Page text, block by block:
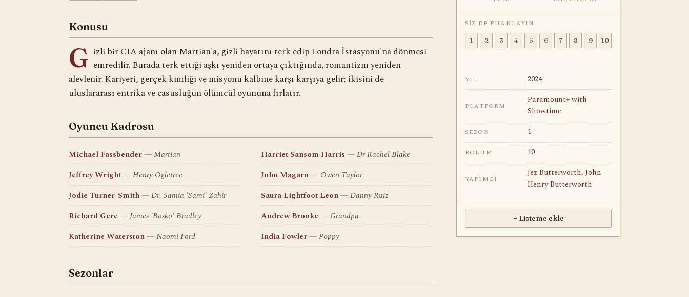
Konusu
G izli bir CIA ajanı olan Martian'a, gizli hayatını terk edip Londra İstasyonu'na dönmesi
emredilir. Burada terk ettiği aşkı yeniden ortaya çıktığında, romantizm yeniden
alevlenir. Kariyeri, gerçek kimliği ve misyonu kalbine karşı karşıya gelir; ikisini de
uluslararası entrika ve casusluğun ölümcül oyununa fırlatır.
Oyuncu Kadrosu
Michael Fassbender
Martian
Jeffrey Wright
Henry Ogletree
Jodie Turner-Smith
Dr. Samia 'Sami' Zahir
Richard Gere
James 'Bosko' Bradley
Katherine Waterston
Naomi Ford
Harriet Sansom Harris
Dr Rachel Blake
John Magaro
Owen Taylor
Saura Lightfoot Leon
Danny Ruiz
Andrew Brooke
Grandpa
India Fowler
Poppy
Sezonlar
SIZ DE PUANLAYIN
1 2 3 4 5 6 7 8 9 10
YIL 2024
PLATFORM
Paramount+ with
Showtime
SEZON 1
BÖLÜM 10
YAPIMCI
Jez Butterworth,John-
Henry Butterworth
+ Listeme ekle